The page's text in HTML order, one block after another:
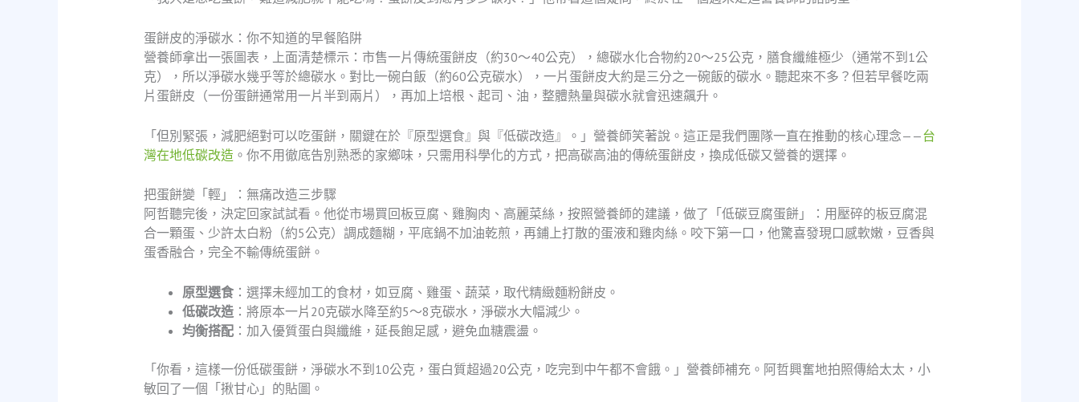
蛋餅皮的淨碳水：你不知道的早餐陷阱
營養師拿出一張圖表，上面清楚標示：市售一片傳統蛋餅皮（約30～40公克），總碳水化合物約20～25公克，膳食纖維極少（通常不到1公
克），所以淨碳水幾乎等於總碳水。對比一碗白飯（約60公克碳水），一片蛋餅皮大約是三分之一碗飯的碳水。聽起來不多？但若早餐吃兩
片蛋餅皮（一份蛋餅通常用一片半到兩片），再加上培根、起司、油，整體熱量與碳水就會迅速飆升。
「但別緊張，減肥絕對可以吃蛋餅，關鍵在於『原型選食』與『低碳改造』。」營養師笑著說。這正是我們團隊一直在推動的核心理念——台
灣在地低碳改造 。你不用徹底告別熟悉的家鄉味，只需用科學化的方式，把高碳高油的傳統蛋餅皮，換成低碳又營養的選擇。
把蛋餅變「輕」：無痛改造三步驟
阿哲聽完後，決定回家試試看。他從市場買回板豆腐、雞胸肉、高麗菜絲，按照營養師的建議，做了「低碳豆腐蛋餅」：用壓碎的板豆腐混
合一顆蛋、少許太白粉（約5公克）調成麵糊，平底鍋不加油乾煎，再鋪上打散的蛋液和雞肉絲。咬下第一口，他驚喜發現口感軟嫩，豆香與
蛋香融合，完全不輸傳統蛋餅。
原型選食：選擇未經加工的食材，如豆腐、雞蛋、蔬菜，取代精緻麵粉餅皮。
低碳改造：將原本一片20克碳水降至約5～8克碳水，淨碳水大幅減少。
均衡搭配：加入優質蛋白與纖維，延長飽足感，避免血糖震盪。
「你看，這樣一份低碳蛋餅，淨碳水不到10公克，蛋白質超過20公克，吃完到中午都不會餓。」營養師補充。阿哲興奮地拍照傳給太太，小
敏回了一個「揪甘心」的貼圖。